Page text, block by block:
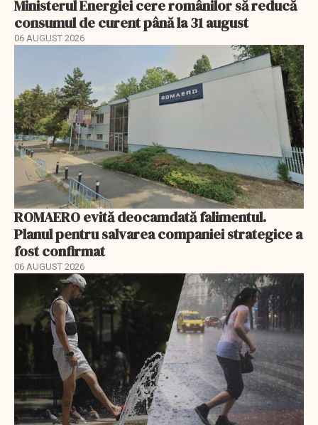
Ministerul Energiei cere românilor să reducă
consumul de curent până la 31 august
06 AUGUST 2026
ROMAERO evită deocamdată falimentul.
Planul pentru salvarea companiei strategice a
fost confirmat
06 AUGUST 2026